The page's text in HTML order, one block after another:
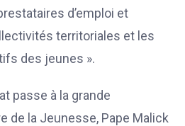
d’emploi et
territoriales et les
des jeunes ».
passe à la grande
de la Jeunesse, Pape Malick